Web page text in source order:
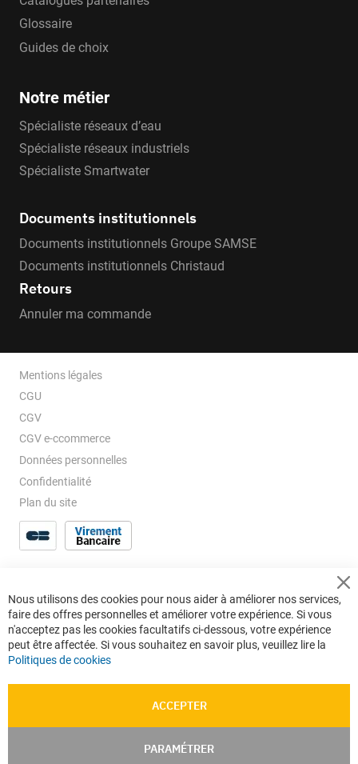
Glossaire
Guides de choix
Notre métier
Spécialiste réseaux d’eau
Spécialiste réseaux industriels
Spécialiste Smartwater
Documents institutionnels
Documents institutionnels Groupe SAMSE
Documents institutionnels Christaud
Retours
Annuler ma commande
Mentions légales
CGU
CGV
CGV e-ccommerce
Données personnelles
Confidentialité
Plan du site
Nous utilisons des cookies pour nous aider à améliorer nos services,
faire des offres personnelles et améliorer votre expérience. Si vous
n'acceptez pas les cookies facultatifs ci-dessous, votre expérience
peut être affectée. Si vous souhaitez en savoir plus, veuillez lire la
Politiques de cookies
ACCEPTER
PARAMÉTRER